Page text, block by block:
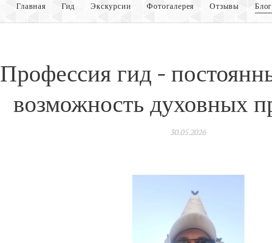
Главная Гид Экскурсии Фотогалерея Отзывы Блог
Профессия гид -
возможность духовных
30.05.2026